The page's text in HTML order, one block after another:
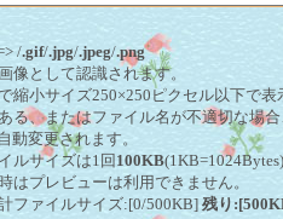
/.gif/.jpg/.jpeg/.png
像として認識されます。
縮小サイズ250×250ピクセル以下で表
る、またはファイル名が不適切な場
変更されます。
ルサイズは1回 100KB
はプレビューは利用できません。
ファイルサイズ:[0/500KB] 残り